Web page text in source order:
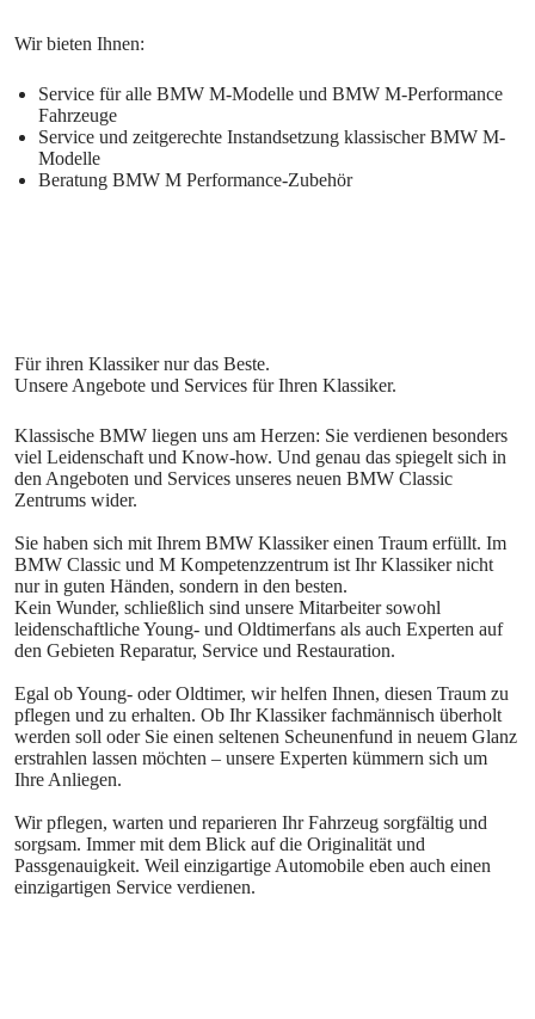
Service für alle BMW M-Modelle und BMW M-Performance
Fahrzeuge
Service und zeitgerechte Instandsetzung klassischer BMW M-
Modelle
Beratung BMW M Performance-Zubehör
Klassische BMW liegen uns am Herzen: Sie verdienen besonders
viel Leidenschaft und Know-how. Und genau das spiegelt sich in
den Angeboten und Services unseres neuen BMW Classic
Zentrums wider.
Sie haben sich mit Ihrem BMW Klassiker einen Traum erfüllt. Im
BMW Classic und M Kompetenzzentrum ist Ihr Klassiker nicht
nur in guten Händen, sondern in den besten.
Kein Wunder, schließlich sind unsere Mitarbeiter sowohl
leidenschaftliche Young- und Oldtimerfans als auch Experten auf
den Gebieten Reparatur, Service und Restauration.
Egal ob Young- oder Oldtimer, wir helfen Ihnen, diesen Traum zu
pflegen und zu erhalten. Ob Ihr Klassiker fachmännisch überholt
werden soll oder Sie einen seltenen Scheunenfund in neuem Glanz
erstrahlen lassen möchten – unsere Experten kümmern sich um
Ihre Anliegen.
Wir pflegen, warten und reparieren Ihr Fahrzeug sorgfältig und
sorgsam. Immer mit dem Blick auf die Originalität und
Passgenauigkeit. Weil einzigartige Automobile eben auch einen
einzigartigen Service verdienen.